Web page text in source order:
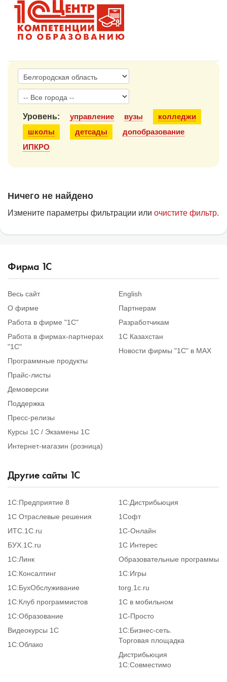
1С:Образование
Образовательные программы
Уровень: управление вузы
колледжи
школы
детсады
допобразование
ИПКРО
Ничего не найдено
Измените параметры фильтрации или очистите фильтр.
Фирма 1С
Весь сайт
О фирме
Работа в фирме "1С"
Работа в фирмах-партнерах
"1С"
Программные продукты
Прайс-листы
Демоверсии
Поддержка
Пресс-релизы
Курсы 1С / Экзамены 1С
Интернет-магазин (розница)
English
Партнерам
Разработчикам
1С Казахстан
Новости фирмы "1С" в MAX
Другие сайты 1С
1С:Предприятие 8
1С Отраслевые решения
ИТС.1C.ru
БУХ.1С.ru
1С:Линк
1С:Консалтинг
1С:БухОбслуживание
1С:Клуб программистов
1С:Образование
Видеокурсы 1С
1С:Облако
1С:Дистрибьюция
1Софт
1С-Онлайн
1С Интерес
Образовательные программы
1С:Игры
torg.1c.ru
1С в мобильном
1C-Просто
1С:Бизнес-сеть.
Торговая площадка
Дистрибьюция
1С:Совместимо